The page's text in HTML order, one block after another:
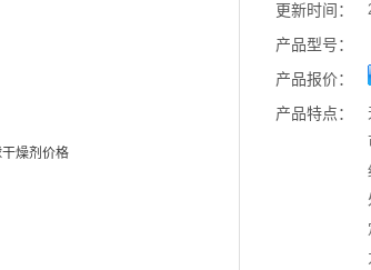
更新时间：
产品型号：
产品报价：
产品特点：